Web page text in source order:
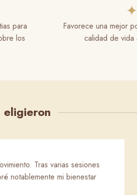
para
los
✦
Favorece una mejor
calidad de
eligieron
Tras varias sesiones
notablemente mi bienestar